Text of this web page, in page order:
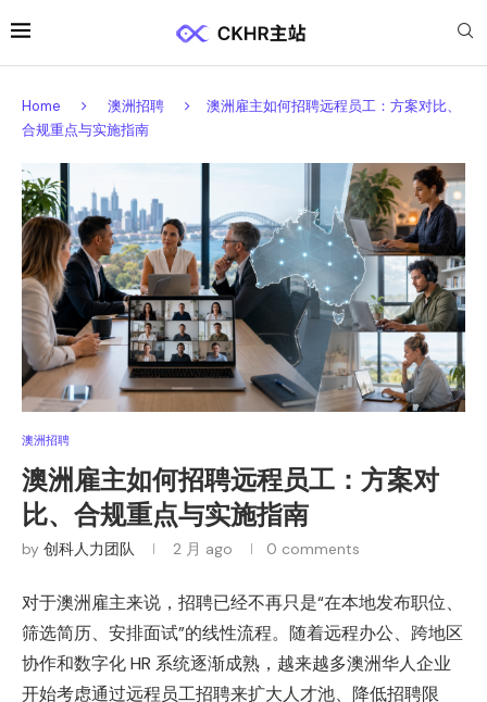
Home 澳洲招聘
澳洲雇主如何招聘远程员工：方案对比、
合规重点与实施指南
澳洲招聘
澳洲雇主如何招聘远程员工：方案对
比、合规重点与实施指南
by 创科人力团队 2 月 ago 0 comments
对于澳洲雇主来说，招聘已经不再只是“在本地发布职位、
筛选简历、安排面试”的线性流程。随着远程办公、跨地区
协作和数字化 HR 系统逐渐成熟，越来越多澳洲华人企业
开始考虑通过远程员工招聘来扩大人才池、降低招聘限